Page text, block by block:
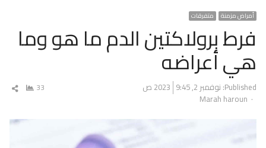
أمراض مزمنة متفرقات
فرط برولاكتين الدم ما هو وما
هي أعراضه
Published: نوفمبر 2, 2023 9:45 ص
Author
Marah haroun
33